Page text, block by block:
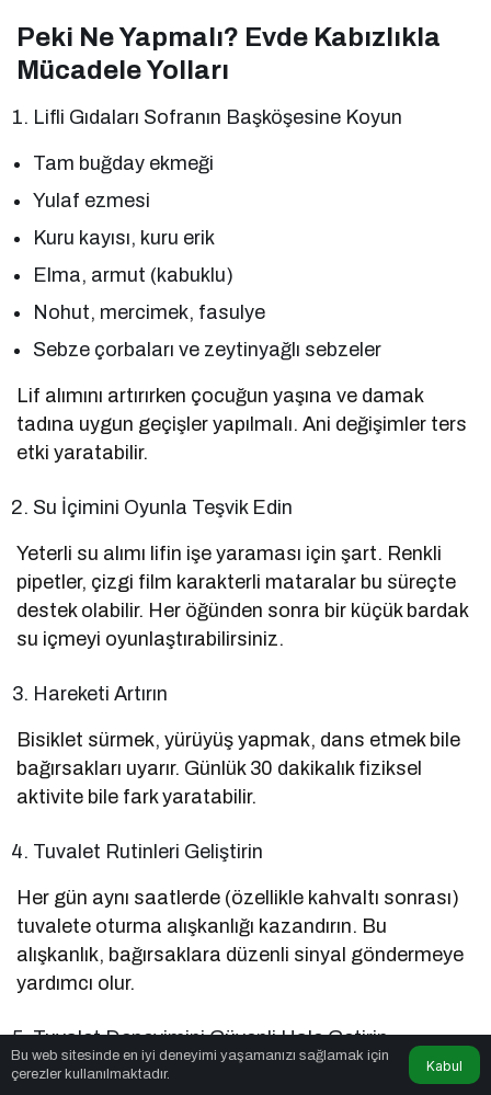
Peki Ne Yapmalı? Evde Kabızlıkla
Mücadele Yolları
Lifli Gıdaları Sofranın Başköşesine Koyun
Tam buğday ekmeği
Yulaf ezmesi
Kuru kayısı, kuru erik
Elma, armut (kabuklu)
Nohut, mercimek, fasulye
Sebze çorbaları ve zeytinyağlı sebzeler
Lif alımını artırırken çocuğun yaşına ve damak
tadına uygun geçişler yapılmalı. Ani değişimler ters
etki yaratabilir.
Su İçimini Oyunla Teşvik Edin
Yeterli su alımı lifin işe yaraması için şart. Renkli
pipetler, çizgi film karakterli mataralar bu süreçte
destek olabilir. Her öğünden sonra bir küçük bardak
su içmeyi oyunlaştırabilirsiniz.
Hareketi Artırın
Bisiklet sürmek, yürüyüş yapmak, dans etmek bile
bağırsakları uyarır. Günlük 30 dakikalık fiziksel
aktivite bile fark yaratabilir.
Tuvalet Rutinleri Geliştirin
Her gün aynı saatlerde (özellikle kahvaltı sonrası)
tuvalete oturma alışkanlığı kazandırın. Bu
alışkanlık, bağırsaklara düzenli sinyal göndermeye
yardımcı olur.
Tuvalet Deneyimini Güvenli Hale Getirin
Ayaklarının yere değdiği, rahat oturabildiği bir
Bu web sitesinde en iyi deneyimi yaşamanızı sağlamak için
çerezler kullanılmaktadır.
Kabul